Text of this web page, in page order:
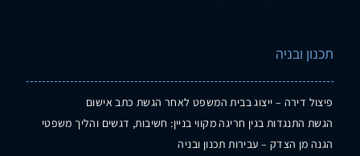
תכנון ובניה
פיצול דירה – ייצוג בבית המשפט לאחר הגשת כתב אישום
הגשת התנגדות בגין חריגה מקווי בניין: חשיבות, דגשים והליך משפטי
הגנה מן הצדק – עבירות תכנון ובניה